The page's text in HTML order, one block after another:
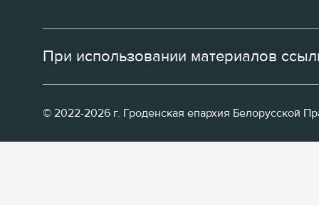
При использовании материалов
© 2022-2026 г. Гроденская епархия Белорусской